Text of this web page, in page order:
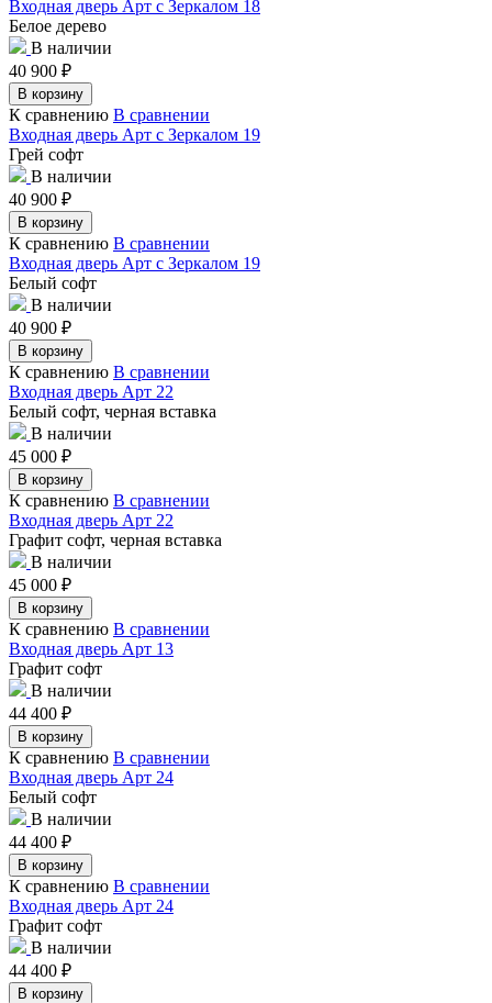
Входная дверь Арт с Зеркалом 18
Белое дерево
В наличии
40 900 ₽
В корзину
К сравнению В сравнении
Входная дверь Арт с Зеркалом 19
Грей софт
В наличии
40 900 ₽
В корзину
К сравнению В сравнении
Входная дверь Арт с Зеркалом 19
Белый софт
В наличии
40 900 ₽
В корзину
К сравнению В сравнении
Входная дверь Арт 22
Белый софт, черная вставка
В наличии
45 000 ₽
В корзину
К сравнению В сравнении
Входная дверь Арт 22
Графит софт, черная вставка
В наличии
45 000 ₽
В корзину
К сравнению В сравнении
Входная дверь Арт 13
Графит софт
В наличии
44 400 ₽
В корзину
К сравнению В сравнении
Входная дверь Арт 24
Белый софт
В наличии
44 400 ₽
В корзину
К сравнению В сравнении
Входная дверь Арт 24
Графит софт
В наличии
44 400 ₽
В корзину